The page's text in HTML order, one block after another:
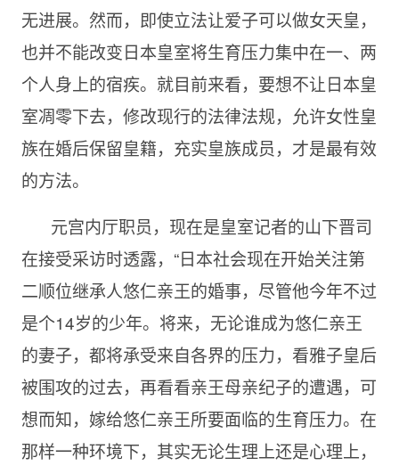
无进展。然而，即使立法让爱子可以做女天皇，
也并不能改变日本皇室将生育压力集中在一、两
个人身上的宿疾。就目前来看，要想不让日本皇
室凋零下去，修改现行的法律法规，允许女性皇
族在婚后保留皇籍，充实皇族成员，才是最有效
的方法。
元宫内厅职员，现在是皇室记者的山下晋司
在接受采访时透露，“日本社会现在开始关注第
二顺位继承人悠仁亲王的婚事，尽管他今年不过
是个14岁的少年。将来，无论谁成为悠仁亲王
的妻子，都将承受来自各界的压力，看雅子皇后
被围攻的过去，再看看亲王母亲纪子的遭遇，可
想而知，嫁给悠仁亲王所要面临的生育压力。在
那样一种环境下，其实无论生理上还是心理上，